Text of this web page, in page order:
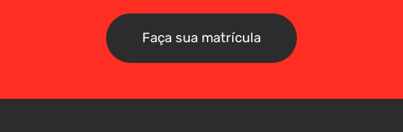
Faça sua matrícula